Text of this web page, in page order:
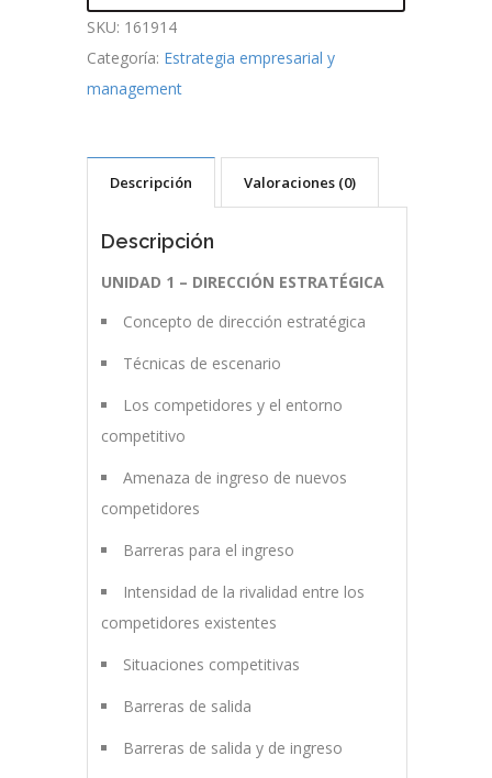
SKU: 161914
Categoría: Estrategia empresarial y
management
Descripción Valoraciones (0)
Descripción
UNIDAD 1 – DIRECCIÓN ESTRATÉGICA
Concepto de dirección estratégica
Técnicas de escenario
Los competidores y el entorno
competitivo
Amenaza de ingreso de nuevos
competidores
Barreras para el ingreso
Intensidad de la rivalidad entre los
competidores existentes
Situaciones competitivas
Barreras de salida
Barreras de salida y de ingreso